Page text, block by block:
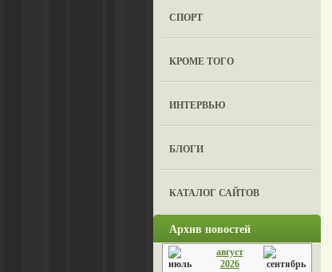
СПОРТ
КРОМЕ ТОГО
ИНТЕРВЬЮ
БЛОГИ
КАТАЛОГ САЙТОВ
Архив новостей
август
2026